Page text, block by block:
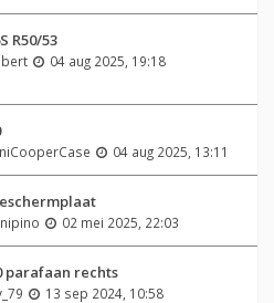
R50/53
04 aug 2025, 19:18
04 aug 2025, 13:11
02 mei 2025, 22:03
parafaan rechts
13 sep 2024, 10:58